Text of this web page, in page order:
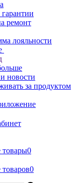
ремонт
лояльности
новости
за продуктом
товары0
0